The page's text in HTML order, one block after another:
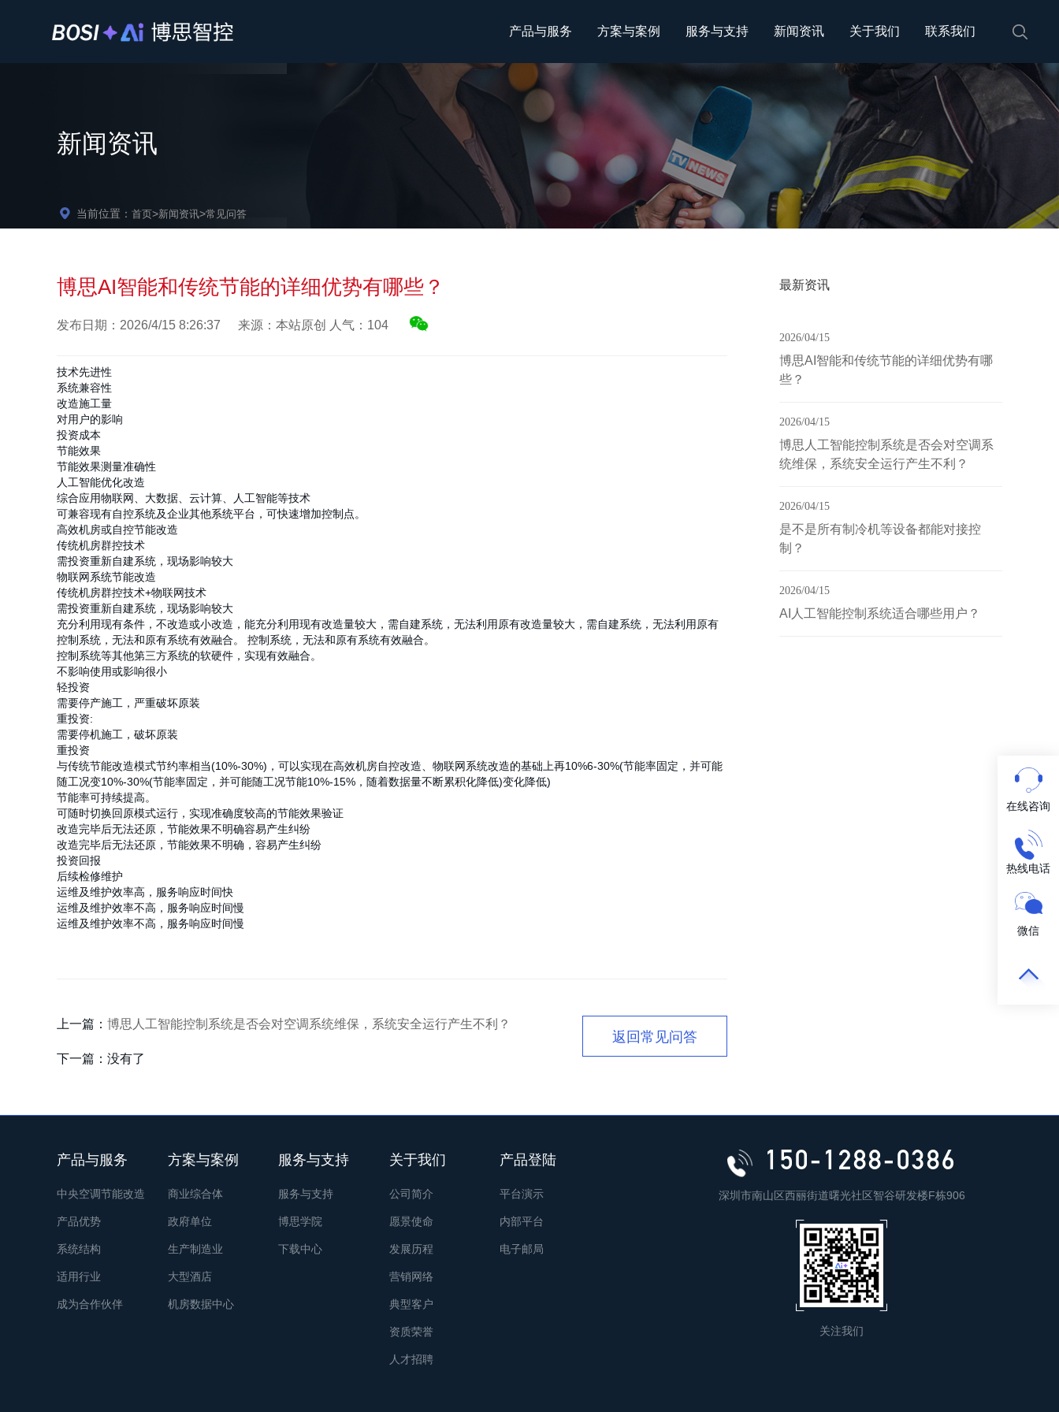
产品与服务 方案与案例 服务与支持 新闻资讯 关于我们 联系我们
新闻资讯
当前位置： 首页>新闻资讯>常见问答
博思AI智能和传统节能的详细优势有哪些？
发布日期： 2026/4/15 8:26:37 来源：本站原创 人气： 104
技术先进性
系统兼容性
改造施工量
对用户的影响
投资成本
节能效果
节能效果测量准确性
人工智能优化改造
综合应用物联网、大数据、云计算、人工智能等技术
可兼容现有自控系统及企业其他系统平台，可快速增加控制点。
高效机房或自控节能改造
传统机房群控技术
需投资重新自建系统，现场影响较大
物联网系统节能改造
传统机房群控技术+物联网技术
需投资重新自建系统，现场影响较大
充分利用现有条件，不改造或小改造，能充分利用现有改造量较大，需自建系统，无法利用原有改造量较大，需自建系统，无法利用原有
控制系统，无法和原有系统有效融合。 控制系统，无法和原有系统有效融合。
控制系统等其他第三方系统的软硬件，实现有效融合。
不影响使用或影响很小
轻投资
需要停产施工，严重破坏原装
重投资:
需要停机施工，破坏原装
重投资
与传统节能改造模式节约率相当(10%-30%)，可以实现在高效机房自控改造、物联网系统改造的基础上再10%6-30%(节能率固定，并可能
随工况变10%-30%(节能率固定，并可能随工况节能10%-15%，随着数据量不断累积化降低)变化降低)
节能率可持续提高。
可随时切换回原模式运行，实现准确度较高的节能效果验证
改造完毕后无法还原，节能效果不明确容易产生纠纷
改造完毕后无法还原，节能效果不明确，容易产生纠纷
投资回报
后续检修维护
运维及维护效率高，服务响应时间快
运维及维护效率不高，服务响应时间慢
运维及维护效率不高，服务响应时间慢
上一篇： 博思人工智能控制系统是否会对空调系统维保，系统安全运行产生不利？
下一篇：没有了
返回常见问答
最新资讯
2026/04/15
博思AI智能和传统节能的详细优势有哪
些？
2026/04/15
博思人工智能控制系统是否会对空调系
统维保，系统安全运行产生不利？
2026/04/15
是不是所有制冷机等设备都能对接控
制？
2026/04/15
AI人工智能控制系统适合哪些用户？
产品与服务
中央空调节能改造
产品优势
系统结构
适用行业
成为合作伙伴
方案与案例
商业综合体
政府单位
生产制造业
大型酒店
机房数据中心
服务与支持
服务与支持
博思学院
下载中心
关于我们
公司简介
愿景使命
发展历程
营销网络
典型客户
资质荣誉
人才招聘
产品登陆
平台演示
内部平台
电子邮局
150-1288-0386
深圳市南山区西丽街道曙光社区智谷研发楼F栋906
关注我们
在线咨询
热线电话
150-128
8-0386
微信